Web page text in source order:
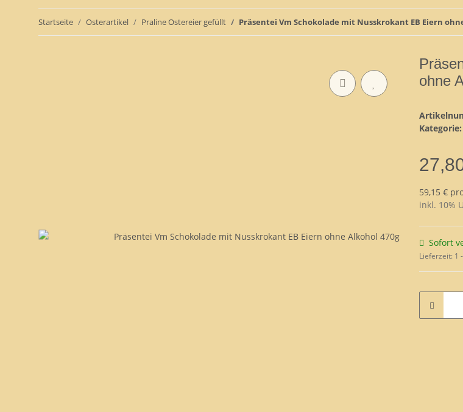
Startseite Osterartikel Praline Ostereier gefüllt Präsentei Vm Schokolade mit Nusskrokant EB Eiern
ohne
Kategorie:
59,15 €
inkl. 10%
Sofort
Lieferzeit: 1